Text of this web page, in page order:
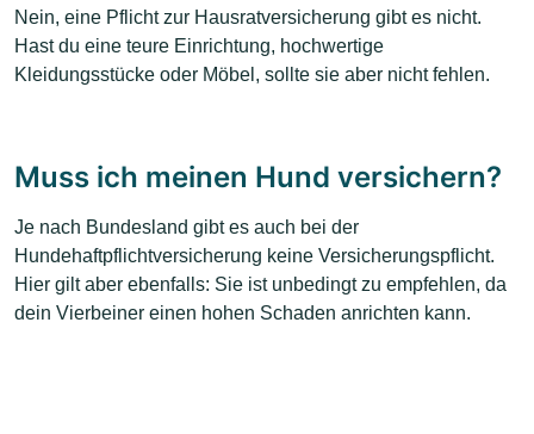
Nein, eine Pflicht zur Hausratversicherung gibt es nicht.
Hast du eine teure Einrichtung, hochwertige
Kleidungsstücke oder Möbel, sollte sie aber nicht fehlen.
Muss ich meinen Hund versichern?
Je nach Bundesland gibt es auch bei der
Hundehaftpflichtversicherung keine Versicherungspflicht.
Hier gilt aber ebenfalls: Sie ist unbedingt zu empfehlen, da
dein Vierbeiner einen hohen Schaden anrichten kann.